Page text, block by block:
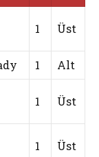
1 Üst
1 Alt
1 Üst
1 Üst